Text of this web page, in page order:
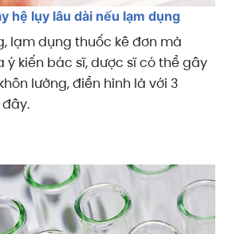
hệ lụy lâu dài nếu lạm dụng
lạm dụng thuốc kê đơn mà
ý kiến bác sĩ, dược sĩ có thể gây
lường, điển hình là với 3